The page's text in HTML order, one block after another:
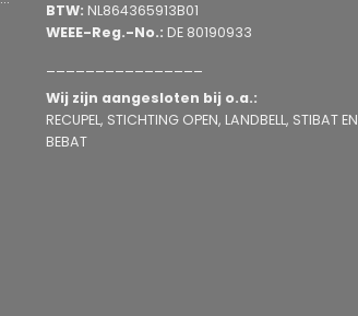
BTW: NL864365913B01
WEEE-Reg.-No.: DE 80190933
Wij zijn aangesloten bij o.a.:
RECUPEL, STICHTING OPEN, LANDBELL, STIBAT EN
BEBAT